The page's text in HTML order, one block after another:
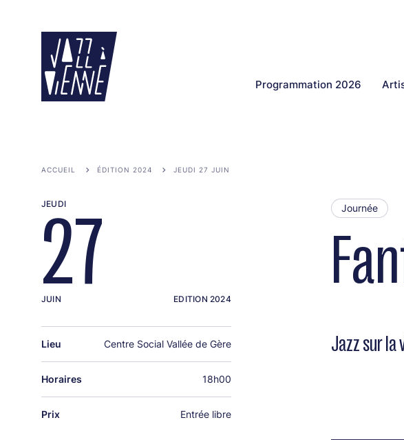
Programmation 2026
ACCUEIL ÉDITION 2024 JEUDI 27 JUIN
Journée
Jazz sur la
JEUDI
27
JUIN EDITION 2024
Lieu Centre Social Vallée de Gère
Horaires 18h00
Prix Entrée libre